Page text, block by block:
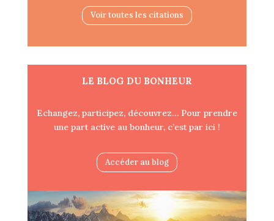
Voir toutes les citations
LE BLOG DU BONHEUR
Echangez, participez, découvrez… Pour prendre
une part active au bonheur, c’est par ici !
Accéder au blog